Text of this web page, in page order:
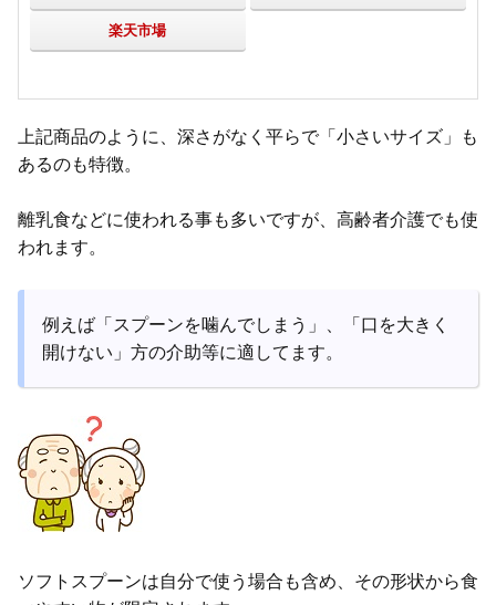
楽天市場
上記商品のように、深さがなく平らで「小さいサイズ」も
あるのも特徴。
離乳食などに使われる事も多いですが、高齢者介護でも使
われます。
例えば「スプーンを噛んでしまう」、「口を大きく
開けない」方の介助等に適してます。
ソフトスプーンは自分で使う場合も含め、その形状から食